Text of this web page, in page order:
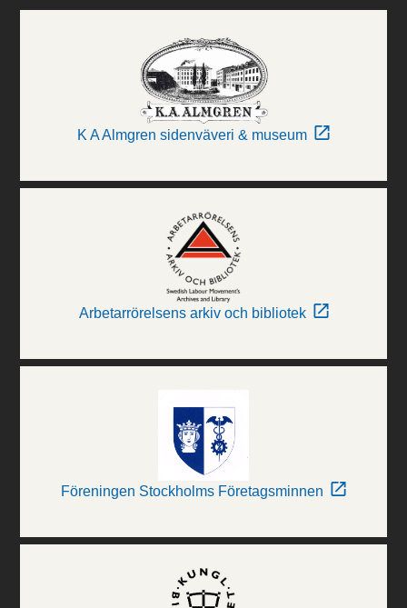
K A Almgren sidenväveri & museum
Arbetarrörelsens arkiv och bibliotek
Föreningen Stockholms Företagsminnen